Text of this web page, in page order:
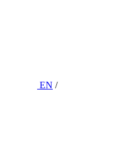
EN /